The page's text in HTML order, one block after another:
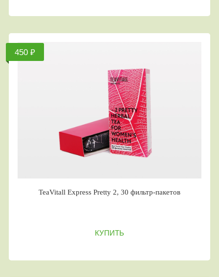
450 ₽
TeaVitall Express Pretty 2, 30 фильтр-пакетов
КУПИТЬ